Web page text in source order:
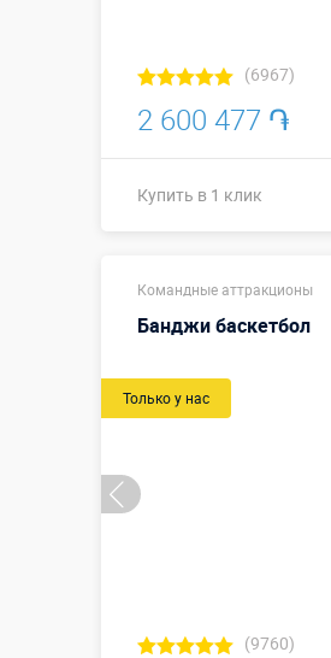
(6967)
2 600 477 ֏
Купить в 1 клик
Размеры, м:
м
Больше деталей
Купить в 1 клик
Командные аттракционы
Банджи баскетбол
Только у нас
(9760)